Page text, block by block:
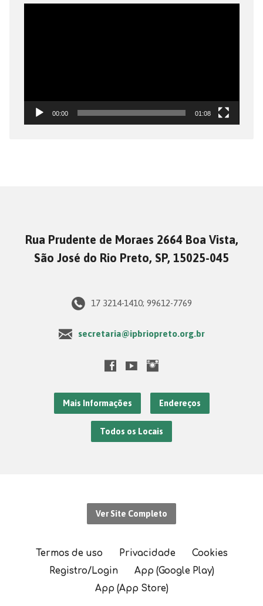
00:00 01:08
Rua Prudente de Moraes 2664 Boa Vista,
São José do Rio Preto, SP, 15025-045
17 3214-1410; 99612-7769
secretaria@ipbriopreto.org.br
Mais Informações Endereços
Todos os Locais
Ver Site Completo
Termos de uso Privacidade
Cookies
Registro/Login
App (Google Play)
App (App Store)